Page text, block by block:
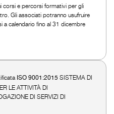
corsi e percorsi formativi per gli
Gli associati potranno usufruire
calendario fino al 31 dicembre
ISO 9001:2015 SISTEMA DI
LE ATTIVITÀ DI
DI SERVIZI DI